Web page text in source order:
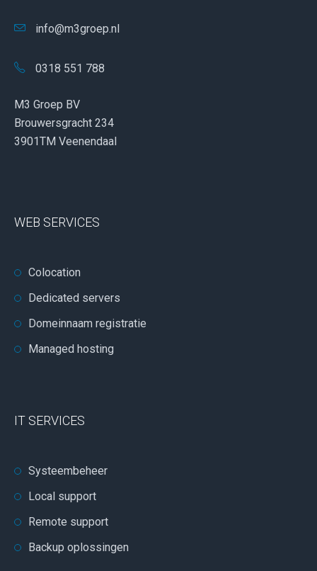
info@m3groep.nl
0318 551 788
M3 Groep BV
Brouwersgracht 234
3901TM Veenendaal
WEB SERVICES
Colocation
Dedicated servers
Domeinnaam registratie
Managed hosting
IT SERVICES
Systeembeheer
Local support
Remote support
Backup oplossingen